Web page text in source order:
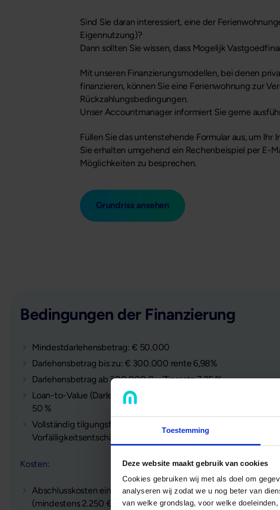
Toestemming
Deze website maakt gebruik van cookies
Cookies gebruiken wij met als doel om
analyseren wij zodat we u nog beter van
van welke grondslag, voor welke
Sind Sie daran interessiert, eine der
Eigennutzung)?
Dann sollten Sie wissen, dass Mogelijk
Mit unseren Finanzierungsmodellen, bei denen
finanzieren, können Sie eine Ferienwohnung zur
Rückzahlungsbedingungen.
Unser Accountmanager informiert Sie gerne
Füllen Sie das untenstehende Formular aus, um
Sie erhalten umgehend ein Rechenbeispiel per E-
Möglichkeiten zu besprechen.
Grundriss ansehen
Bedingungen der Finanzierung
Mindestdarlehensbetrag: € 50.000
Darlehensbetrag bis zu: € 300.000 rente 6,98%
Darlehensbetrag ab 300.000 € – Zinssatz 7,25 %
Loan-to-Value (Darlehensbetrag im Verhältnis zum Wert):
50 %
Vollständig tilgungsfrei, jederzeit ohne
Vorfälligkeitsentschädigung rückzahlbar
Kosten:
Abschlusskosten einmalig 2,5 % des Darlehensbetrags
(mindestens 2.250 €)